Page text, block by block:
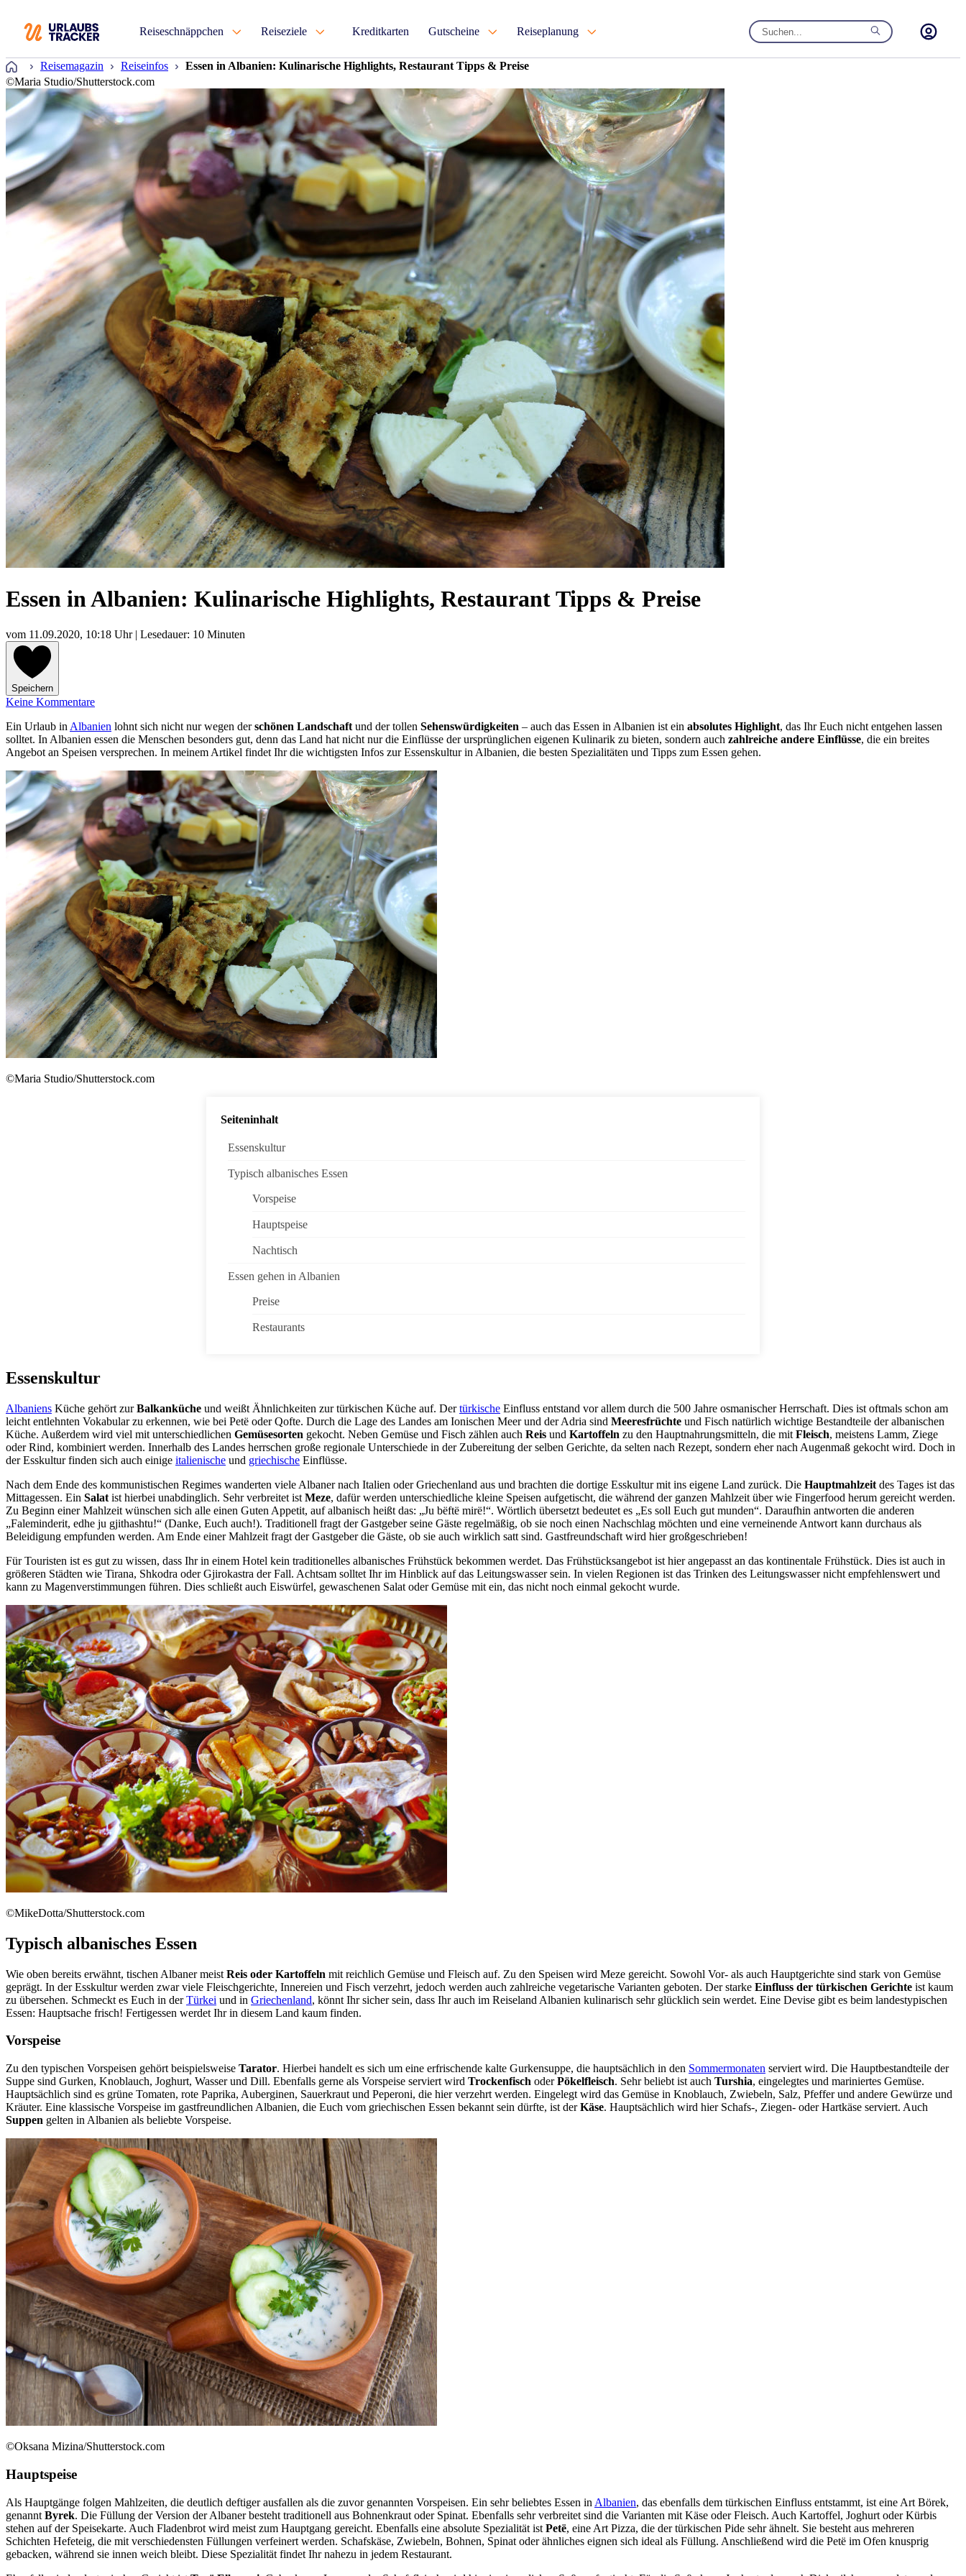
Reiseschnäppchen Reiseziele Kreditkarten Gutscheine Reiseplanung
Startseite
Reisemagazin Reiseinfos
Essen in Albanien: Kulinarische Highlights, Restaurant Tipps & Preise
©Maria Studio/Shutterstock.com
Essen in Albanien: Kulinarische Highlights, Restaurant Tipps & Preise
vom 11.09.2020, 10:18 Uhr| Lesedauer: 10 Minuten
Speichern
Keine Kommentare
Ein Urlaub in Albanien lohnt sich nicht nur wegen derschönen Landschaft und der tollen Sehenswürdigkeiten – auch das Essen in Albanien ist ein absolutes Highlight, das Ihr Euch nicht entgehen lassen
solltet. In Albanien essen die Menschen besonders gut, denn das Land hat nicht nur die Einflüsse der ursprünglichen eigenen Kulinarik zu bieten, sondern auch zahlreiche andere Einflüsse, die ein breites
Angebot an Speisen versprechen. In meinem Artikel findet Ihr die wichtigsten Infos zur Essenskultur in Albanien, die besten Spezialitäten und Tipps zum Essen gehen.
©Maria Studio/Shutterstock.com
Seiteninhalt
Essenskultur
Typisch albanisches Essen
Vorspeise
Hauptspeise
Nachtisch
Essen gehen in Albanien
Preise
Restaurants
Essenskultur
Albaniens Küche gehört zurBalkanküche und weißt Ähnlichkeiten zur türkischen Küche auf. Dertürkische Einfluss entstand vor allem durch die 500 Jahre osmanischer Herrschaft. Dies ist oftmals schon am
leicht entlehnten Vokabular zu erkennen, wie bei Petë oder Qofte. Durch die Lage des Landes am Ionischen Meer und der Adria sind Meeresfrüchte und Fisch natürlich wichtige Bestandteile der albanischen
Küche. Außerdem wird viel mit unterschiedlichen Gemüsesorten gekocht. Neben Gemüse und Fisch zählen auch Reis und Kartoffeln zu den Hauptnahrungsmitteln, die mit Fleisch, meistens Lamm, Ziege
oder Rind, kombiniert werden. Innerhalb des Landes herrschen große regionale Unterschiede in der Zubereitung der selben Gerichte, da selten nach Rezept, sondern eher nach Augenmaß gekocht wird. Doch in
der Esskultur finden sich auch einige italienische und griechische Einflüsse.
Nach dem Ende des kommunistischen Regimes wanderten viele Albaner nach Italien oder Griechenland aus und brachten die dortige Esskultur mit ins eigene Land zurück. Die Hauptmahlzeit des Tages ist das
Mittagessen. Ein Salat ist hierbei unabdinglich. Sehr verbreitet ist Meze, dafür werden unterschiedliche kleine Speisen aufgetischt, die während der ganzen Mahlzeit über wie Fingerfood herum gereicht werden.
Zu Beginn einer Mahlzeit wünschen sich alle einen Guten Appetit, auf albanisch heißt das: „Ju bëftë mirë!“. Wörtlich übersetzt bedeutet es „Es soll Euch gut munden“. Daraufhin antworten die anderen
„Faleminderit, edhe ju gjithashtu!“ (Danke, Euch auch!). Traditionell fragt der Gastgeber seine Gäste regelmäßig, ob sie noch einen Nachschlag möchten und eine verneinende Antwort kann durchaus als
Beleidigung empfunden werden. Am Ende einer Mahlzeit fragt der Gastgeber die Gäste, ob sie auch wirklich satt sind. Gastfreundschaft wird hier großgeschrieben!
Für Touristen ist es gut zu wissen, dass Ihr in einem Hotel kein traditionelles albanisches Frühstück bekommen werdet. Das Frühstücksangebot ist hier angepasst an das kontinentale Frühstück. Dies ist auch in
größeren Städten wie Tirana, Shkodra oder Gjirokastra der Fall. Achtsam solltet Ihr im Hinblick auf das Leitungswasser sein. In vielen Regionen ist das Trinken des Leitungswasser nicht empfehlenswert und
kann zu Magenverstimmungen führen. Dies schließt auch Eiswürfel, gewaschenen Salat oder Gemüse mit ein, das nicht noch einmal gekocht wurde.
©MikeDotta/Shutterstock.com
Typisch albanisches Essen
Wie oben bereits erwähnt, tischen Albaner meist Reis oder Kartoffeln mit reichlich Gemüse und Fleisch auf. Zu den Speisen wird Meze gereicht. Sowohl Vor- als auch Hauptgerichte sind stark von Gemüse
geprägt. In der Esskultur werden zwar viele Fleischgerichte, Innereien und Fisch verzehrt, jedoch werden auch zahlreiche vegetarische Varianten geboten. Der starke Einfluss der türkischen Gerichte ist kaum
zu übersehen. Schmeckt es Euch in derTürkei und in Griechenland, könnt Ihr sicher sein, dass Ihr auch im Reiseland Albanien kulinarisch sehr glücklich sein werdet. Eine Devise gibt es beim landestypischen
Essen: Hauptsache frisch! Fertigessen werdet Ihr in diesem Land kaum finden.
Vorspeise
Zu den typischen Vorspeisen gehört beispielsweise Tarator. Hierbei handelt es sich um eine erfrischende kalte Gurkensuppe, die hauptsächlich in den Sommermonaten serviert wird. Die Hauptbestandteile der
Suppe sind Gurken, Knoblauch, Joghurt, Wasser und Dill. Ebenfalls gerne als Vorspeise serviert wird Trockenfisch oderPökelfleisch. Sehr beliebt ist auch Turshia, eingelegtes und mariniertes Gemüse.
Hauptsächlich sind es grüne Tomaten, rote Paprika, Auberginen, Sauerkraut und Peperoni, die hier verzehrt werden. Eingelegt wird das Gemüse in Knoblauch, Zwiebeln, Salz, Pfeffer und andere Gewürze und
Kräuter. Eine klassische Vorspeise im gastfreundlichen Albanien, die Euch vom griechischen Essen bekannt sein dürfte, ist derKäse. Hauptsächlich wird hier Schafs-, Ziegen- oder Hartkäse serviert. Auch
Suppen gelten in Albanien als beliebte Vorspeise.
©Oksana Mizina/Shutterstock.com
Hauptspeise
Als Hauptgänge folgen Mahlzeiten, die deutlich deftiger ausfallen als die zuvor genannten Vorspeisen. Ein sehr beliebtes Essen in Albanien, das ebenfalls dem türkischen Einfluss entstammt, ist eine Art Börek,
genannt Byrek. Die Füllung der Version der Albaner besteht traditionell aus Bohnenkraut oder Spinat. Ebenfalls sehr verbreitet sind die Varianten mit Käse oder Fleisch. Auch Kartoffel, Joghurt oder Kürbis
stehen auf der Speisekarte. Auch Fladenbrot wird meist zum Hauptgang gereicht. Ebenfalls eine absolute Spezialität ist Petë, eine Art Pizza, die der türkischen Pide sehr ähnelt. Sie besteht aus mehreren
Schichten Hefeteig, die mit verschiedensten Füllungen verfeinert werden. Schafskäse, Zwiebeln, Bohnen, Spinat oder ähnliches eignen sich ideal als Füllung. Anschließend wird die Petë im Ofen knusprig
gebacken, während sie innen weich bleibt. Diese Spezialität findet Ihr nahezu in jedem Restaurant.